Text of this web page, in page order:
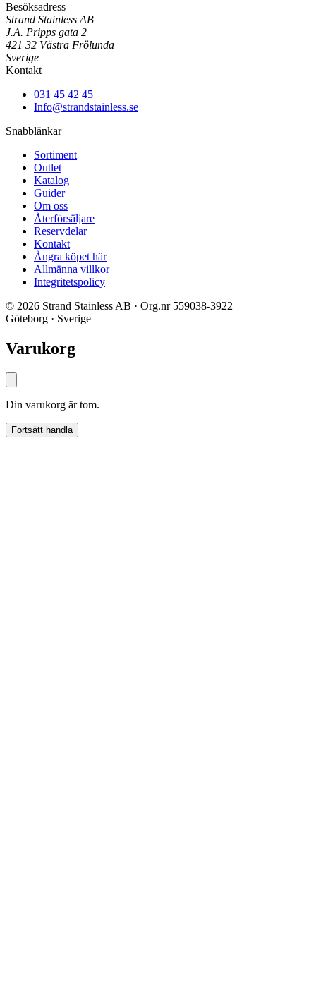
Besöksadress
Strand Stainless AB
J.A. Pripps gata 2
421 32 Västra Frölunda
Sverige
Kontakt
031 45 42 45
Info@strandstainless.se
Snabblänkar
Sortiment
Outlet
Katalog
Guider
Om oss
Återförsäljare
Reservdelar
Kontakt
Ångra köpet här
Allmänna villkor
Integritetspolicy
© 2026 Strand Stainless AB · Org.nr 559038-3922
Göteborg · Sverige
Varukorg
Din varukorg är tom.
Fortsätt handla